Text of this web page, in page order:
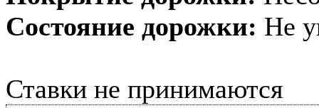
Состояние дорожки: Не
Ставки не принимаются